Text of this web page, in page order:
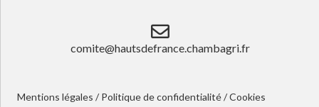
comite@hautsdefrance.chambagri.fr
Mentions légales / Politique de confidentialité/Cookies